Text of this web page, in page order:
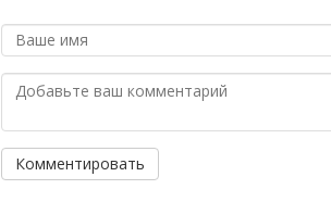
Комментировать